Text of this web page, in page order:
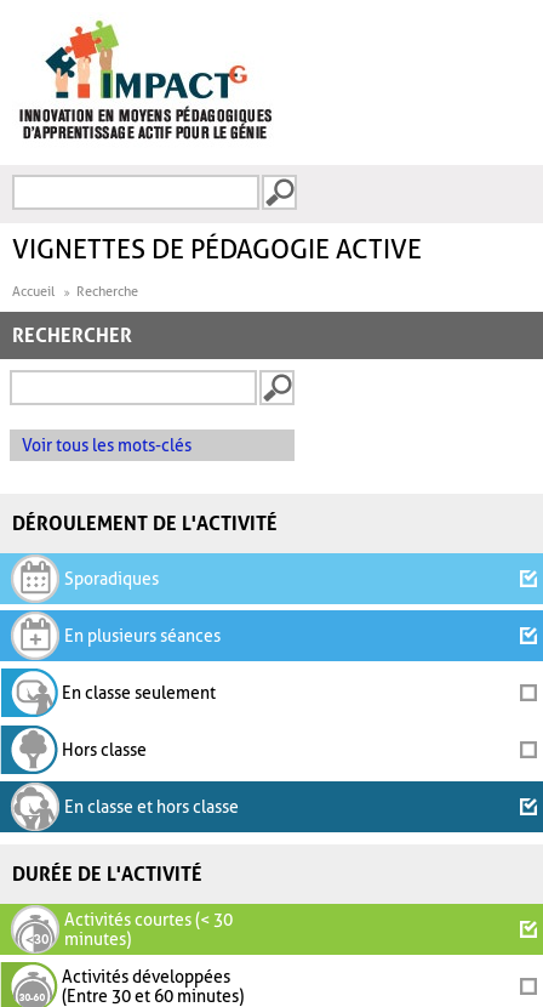
FORMULAIRE DE
VIGNETTES DE PÉDAGOGIE ACTIVE
Accueil Recherche
RECHERCHER
Voir tous les mots-clés
DÉROULEMENT DE L'ACTIVITÉ
Sporadiques
En plusieurs séances
En classe seulement
Hors classe
En classe et hors classe
DURÉE DE L'ACTIVITÉ
Activités courtes (< 30
minutes)
Activités développées
(Entre 30 et 60 minutes)